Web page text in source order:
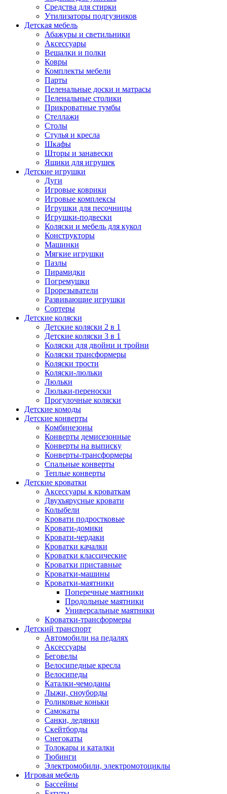
Средства для стирки
Утилизаторы подгузников
Детская мебель
Абажуры и светильники
Аксессуары
Вешалки и полки
Ковры
Комплекты мебели
Парты
Пеленальные доски и матрасы
Пеленальные столики
Прикроватные тумбы
Стеллажи
Столы
Стулья и кресла
Шкафы
Шторы и занавески
Ящики для игрушек
Детские игрушки
Дуги
Игровые коврики
Игровые комплексы
Игрушки для песочницы
Игрушки-подвески
Коляски и мебель для кукол
Конструкторы
Машинки
Мягкие игрушки
Пазлы
Пирамидки
Погремушки
Прорезыватели
Развивающие игрушки
Сортеры
Детские коляски
Детские коляски 2 в 1
Детские коляски 3 в 1
Коляски для двойни и тройни
Коляски трансформеры
Коляски трости
Коляски-люльки
Люльки
Люльки-переноски
Прогулочные коляски
Детские комоды
Детские конверты
Комбинезоны
Конверты демисезонные
Конверты на выписку
Конверты-трансформеры
Спальные конверты
Теплые конверты
Детские кроватки
Аксессуары к кроваткам
Двухъярусные кровати
Колыбели
Кровати подростковые
Кровати-домики
Кровати-чердаки
Кроватки качалки
Кроватки классические
Кроватки приставные
Кроватки-машины
Кроватки-маятники
Поперечные маятники
Продольные маятники
Универсальные маятники
Кроватки-трансформеры
Детский транспорт
Автомобили на педалях
Аксессуары
Беговелы
Велосипедные кресла
Велосипеды
Каталки-чемоданы
Лыжи, сноуборды
Роликовые коньки
Самокаты
Санки, ледянки
Скейтборды
Снегокаты
Толокары и каталки
Тюбинги
Электромобили, электромотоциклы
Игровая мебель
Бассейны